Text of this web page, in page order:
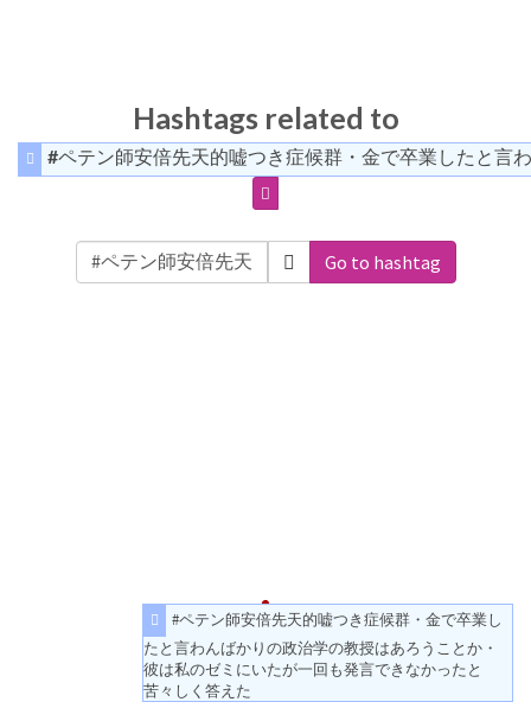
Hashtags related to
#ペテン師安倍先天的嘘つき症候群・金で卒業したと言
Go to hashtag
#ペテン師安倍先天的嘘つき症候群・金で卒業し
たと言わんばかりの政治学の教授はあろうことか・
彼は私のゼミにいたが一回も発言できなかったと
苦々しく答えた